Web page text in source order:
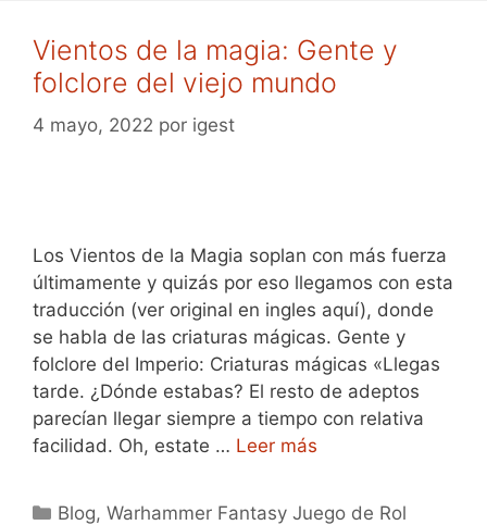
Vientos de la magia: Gente y
folclore del viejo mundo
4 mayo, 2022 por igest
Los Vientos de la Magia soplan con más fuerza
últimamente y quizás por eso llegamos con esta
traducción (ver original en ingles aquí), donde
se habla de las criaturas mágicas. Gente y
folclore del Imperio: Criaturas mágicas «Llegas
tarde. ¿Dónde estabas? El resto de adeptos
parecían llegar siempre a tiempo con relativa
facilidad. Oh, estate … Leer más
Categorías
Blog,Warhammer Fantasy Juego de Rol